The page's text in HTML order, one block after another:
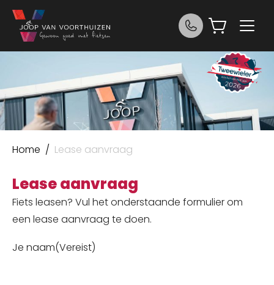
Ga naar de inhoud
Home Joop van Voorthuizen Fietsen
/ Lease aanvraag
Lease aanvraag
Fiets leasen? Vul het onderstaande formulier om
een lease aanvraag te doen.
Je naam(Vereist)